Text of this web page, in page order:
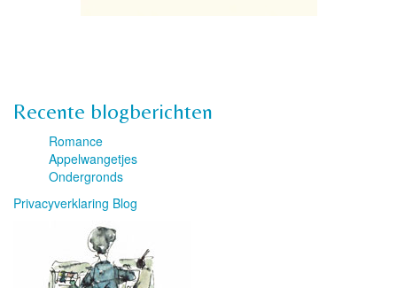
Recente blogberichten
Romance
Appelwangetjes
Ondergronds
Privacyverklaring Blog